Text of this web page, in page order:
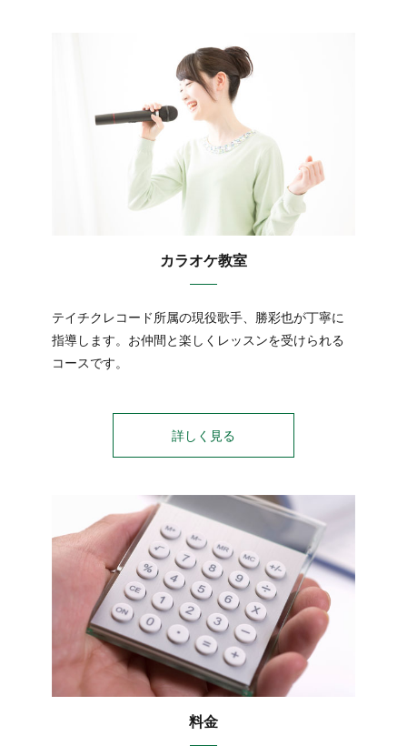
カラオケ教室
テイチクレコード所属の現役歌手、勝彩也が丁寧に
指導します。お仲間と楽しくレッスンを受けられる
コースです。
詳しく見る
料金